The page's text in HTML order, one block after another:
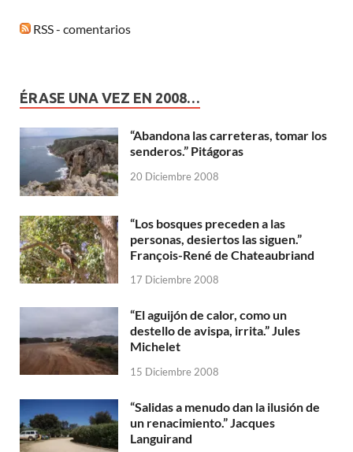
RSS - comentarios
ÉRASE UNA VEZ EN 2008…
“Abandona las carreteras, tomar los
senderos.” Pitágoras
20 Diciembre 2008
“Los bosques preceden a las
personas, desiertos las siguen.”
François-René de Chateaubriand
17 Diciembre 2008
“El aguijón de calor, como un
destello de avispa, irrita.” Jules
Michelet
15 Diciembre 2008
“Salidas a menudo dan la ilusión de
un renacimiento.” Jacques
Languirand